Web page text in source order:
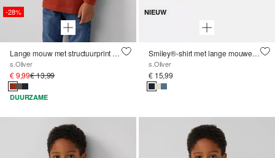
-28%
Lange mouw met structuurprint op de voorkant
s.Oliver
€ 9,99€ 13,99
DUURZAME
NIEUW
Smiley®-shirt met lange mouwen en print op de voorkant en op de mouwen
s.Oliver
€ 15,99